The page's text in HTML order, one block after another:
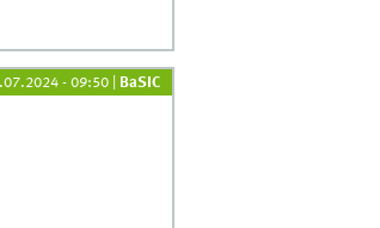
- 09:50 BaSIC